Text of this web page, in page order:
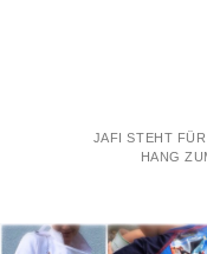
JAFI STEHT
HANG